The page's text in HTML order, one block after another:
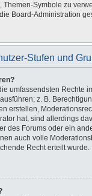
Themen-Symbole zu
Board-Administration
Stufen und
umfassendsten Rechte
z. B.
erstellen,
hat, sind allerdings
des Forums oder ein
auch volle
Recht erteilt wurde.